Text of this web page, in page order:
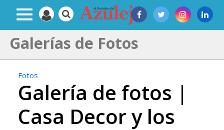
Galerías de Fotos
Fotos
Galería de fotos |
Casa Decor y los